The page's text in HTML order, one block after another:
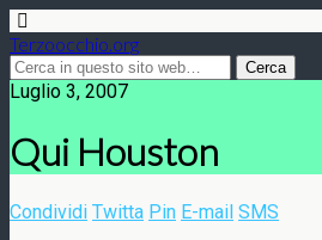
Terzoocchio.org
Luglio 3, 2007
Qui Houston
Condividi Twitta Pin E-mail SMS